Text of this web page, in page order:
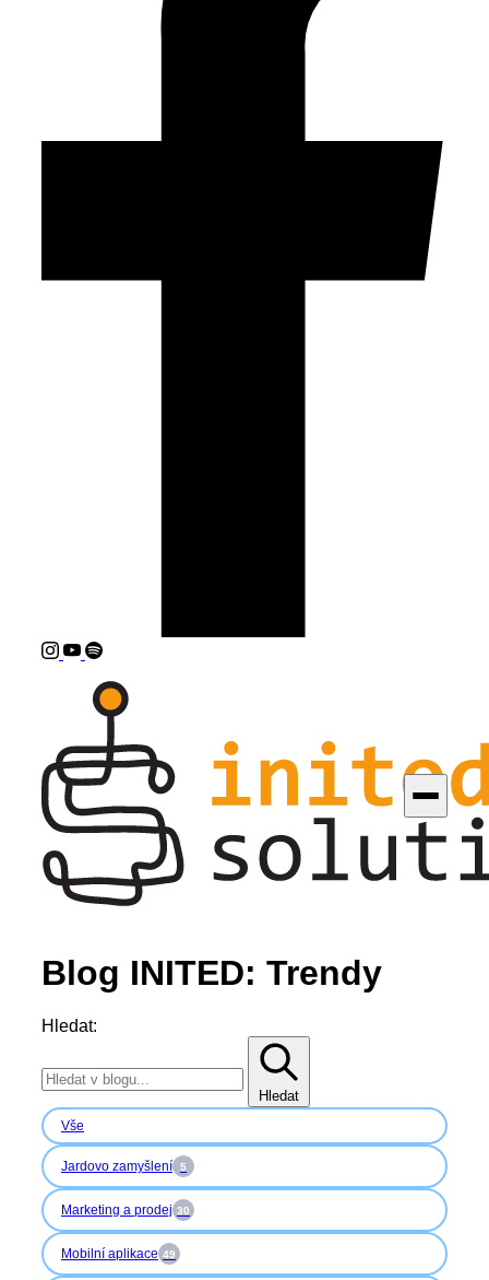
Blog INITED: Trendy
Hledat:
Hledat
Vše
Jardovo zamyšlení 5
Marketing a prodej 30
Mobilní aplikace 49